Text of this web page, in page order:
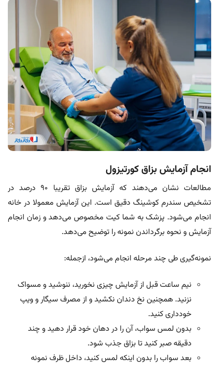
انجام آزمایش بزاق کورتیزول
مطالعات نشان می‌دهند که آزمایش بزاق تقریبا ۹۰ درصد در
تشخیص سندرم کوشینگ دقیق است. این آزمایش معمولا در خانه
انجام می‌شود. پزشک به شما کیت مخصوص می‌دهد و زمان انجام
آزمایش و نحوه برگرداندن نمونه را توضیح می‌دهد.
نمونه‌گیری طی چند مرحله انجام می‌شود، ازجمله:
نیم ساعت قبل از آزمایش چیزی نخورید، ننوشید و مسواک
نزنید. همچنین نخ دندان نکشید و از مصرف سیگار و ویپ
خودداری کنید.
بدون لمس سواب، آن را در دهان خود قرار دهید و چند
دقیقه صبر کنید تا بزاق جذب شود.
بعد سواب را بدون اینکه لمس کنید، داخل ظرف نمونه